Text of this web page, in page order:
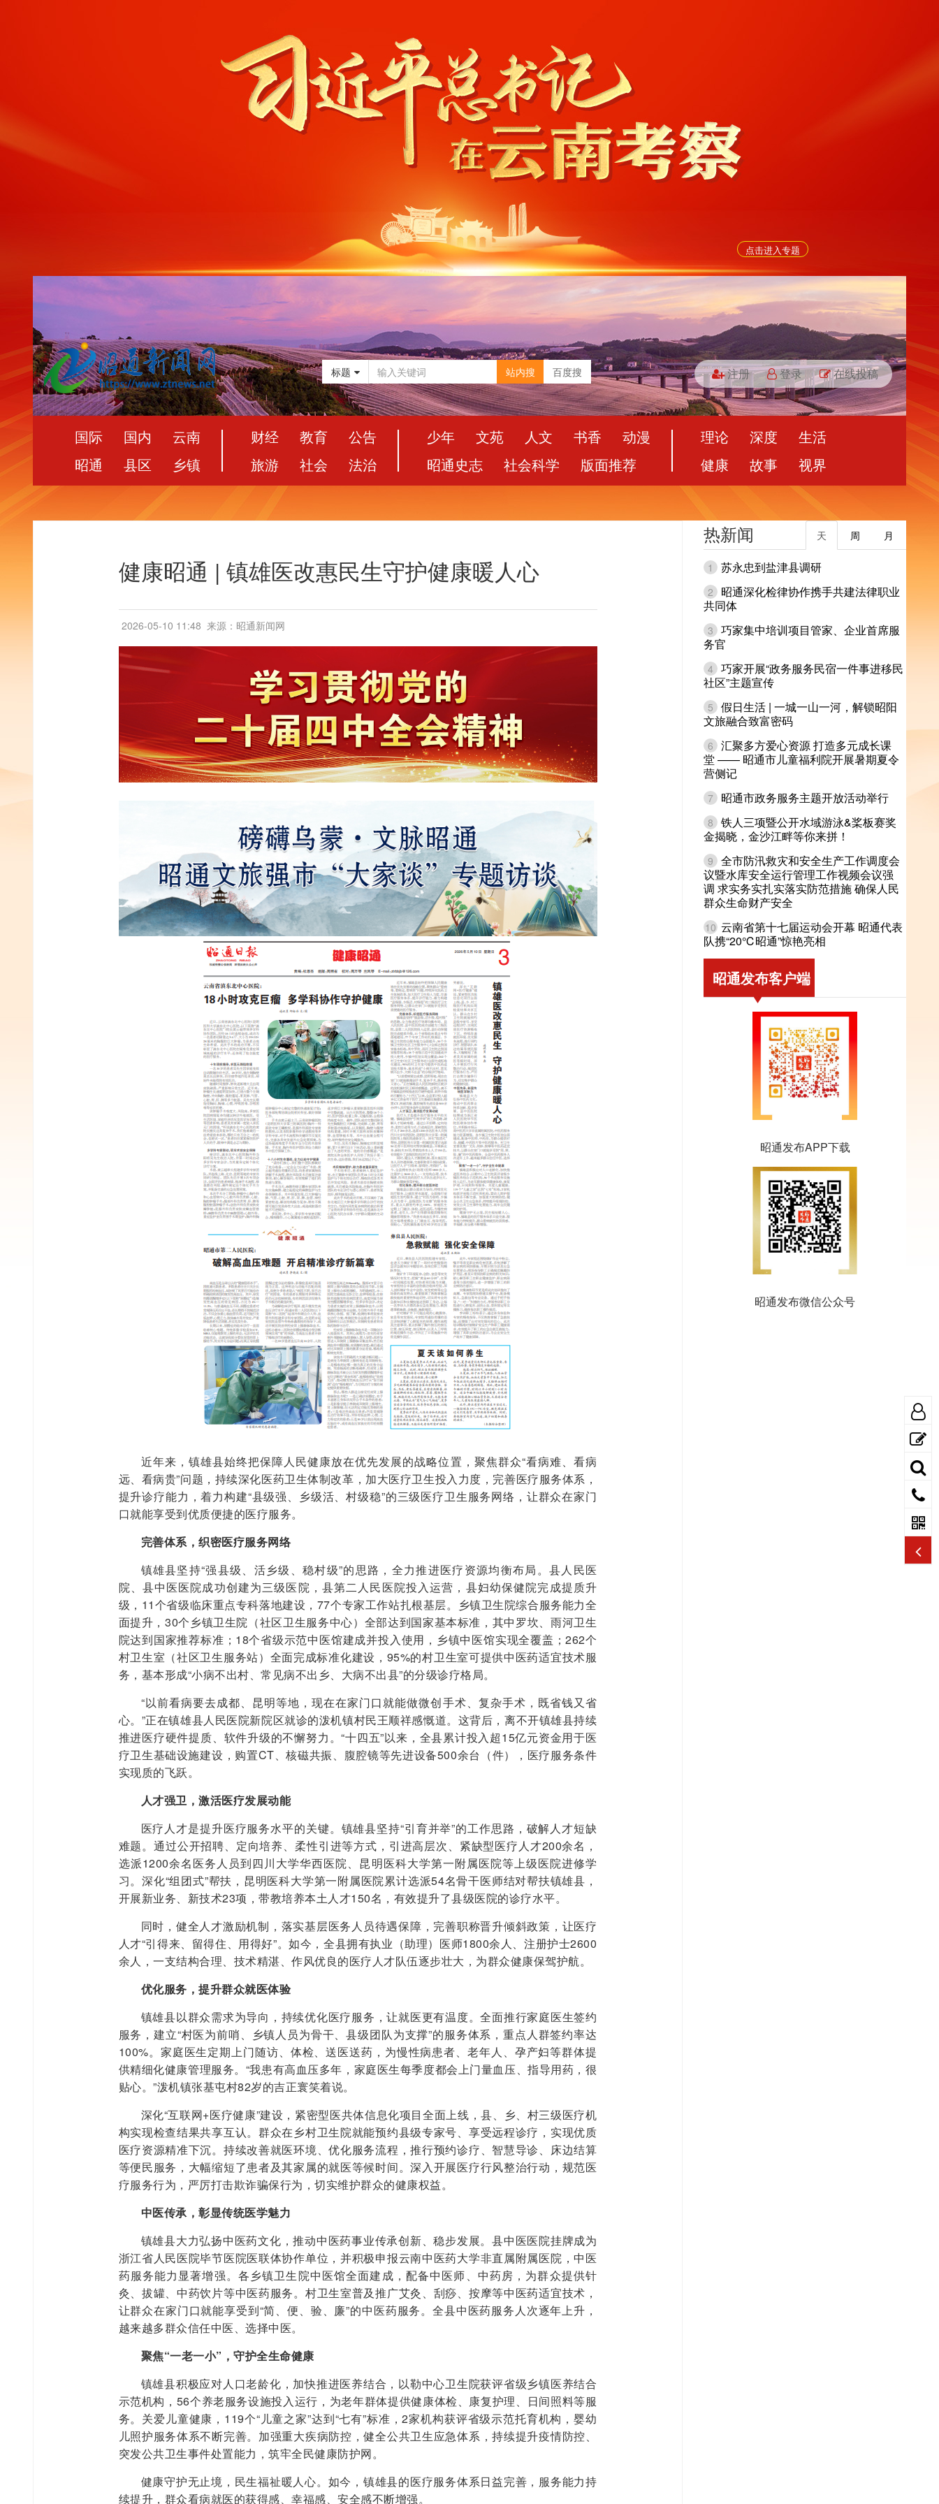
点击进入专题
标题 站内搜 百度搜 注册 登录 在线投稿
国际 国内
云南
昭通
县区 乡镇
财经 教育
公告
旅游
社会 法治
少年 文苑 人文 书香
动漫
昭通史志
社会科学 版面推荐
理论 深度
生活
健康
故事 视界
健康昭通 | 镇雄医改惠民生守护健康暖人心
2026-05-10 11:48 来源：昭通新闻网
近年来，镇雄县始终把保障人民健康放在优先发展的战略位置，聚焦群众“看病难、看病
远、看病贵”问题，持续深化医药卫生体制改革，加大医疗卫生投入力度，完善医疗服务体系，
提升诊疗能力，着力构建“县级强、乡级活、村级稳”的三级医疗卫生服务网络，让群众在家门
口就能享受到优质便捷的医疗服务。
完善体系，织密医疗服务网络
镇雄县坚持“强县级、活乡级、稳村级”的思路，全力推进医疗资源均衡布局。县人民医
院、县中医医院成功创建为三级医院，县第二人民医院投入运营，县妇幼保健院完成提质升
级，11个省级临床重点专科落地建设，77个专家工作站扎根基层。乡镇卫生院综合服务能力全
面提升，30个乡镇卫生院（社区卫生服务中心）全部达到国家基本标准，其中罗坎、雨河卫生
院达到国家推荐标准；18个省级示范中医馆建成并投入使用，乡镇中医馆实现全覆盖；262个
村卫生室（社区卫生服务站）全面完成标准化建设，95%的村卫生室可提供中医药适宜技术服
务，基本形成“小病不出村、常见病不出乡、大病不出县”的分级诊疗格局。
“以前看病要去成都、昆明等地，现在在家门口就能做微创手术、复杂手术，既省钱又省
心。”正在镇雄县人民医院新院区就诊的泼机镇村民王顺祥感慨道。这背后，离不开镇雄县持续
推进医疗硬件提质、软件升级的不懈努力。“十四五”以来，全县累计投入超15亿元资金用于医
疗卫生基础设施建设，购置CT、核磁共振、腹腔镜等先进设备500余台（件），医疗服务条件
实现质的飞跃。
人才强卫，激活医疗发展动能
医疗人才是提升医疗服务水平的关键。镇雄县坚持“引育并举”的工作思路，破解人才短缺
难题。通过公开招聘、定向培养、柔性引进等方式，引进高层次、紧缺型医疗人才200余名，
选派1200余名医务人员到四川大学华西医院、昆明医科大学第一附属医院等上级医院进修学
习。深化“组团式”帮扶，昆明医科大学第一附属医院累计选派54名骨干医师结对帮扶镇雄县，
开展新业务、新技术23项，带教培养本土人才150名，有效提升了县级医院的诊疗水平。
同时，健全人才激励机制，落实基层医务人员待遇保障，完善职称晋升倾斜政策，让医疗
人才“引得来、留得住、用得好”。如今，全县拥有执业（助理）医师1800余人、注册护士2600
余人，一支结构合理、技术精湛、作风优良的医疗人才队伍逐步壮大，为群众健康保驾护航。
优化服务，提升群众就医体验
镇雄县以群众需求为导向，持续优化医疗服务，让就医更有温度。全面推行家庭医生签约
服务，建立“村医为前哨、乡镇人员为骨干、县级团队为支撑”的服务体系，重点人群签约率达
100%。家庭医生定期上门随访、体检、送医送药，为慢性病患者、老年人、孕产妇等群体提
供精细化健康管理服务。“我患有高血压多年，家庭医生每季度都会上门量血压、指导用药，很
贴心。”泼机镇张基屯村82岁的吉正寰笑着说。
深化“互联网+医疗健康”建设，紧密型医共体信息化项目全面上线，县、乡、村三级医疗机
构实现检查结果共享互认。群众在乡村卫生院就能预约县级专家号、享受远程诊疗，实现优质
医疗资源精准下沉。持续改善就医环境、优化服务流程，推行预约诊疗、智慧导诊、床边结算
等便民服务，大幅缩短了患者及其家属的就医等候时间。深入开展医疗行风整治行动，规范医
疗服务行为，严厉打击欺诈骗保行为，切实维护群众的健康权益。
中医传承，彰显传统医学魅力
镇雄县大力弘扬中医药文化，推动中医药事业传承创新、稳步发展。县中医医院挂牌成为
浙江省人民医院毕节医院医联体协作单位，并积极申报云南中医药大学非直属附属医院，中医
药服务能力显著增强。各乡镇卫生院中医馆全面建成，配备中医师、中药房，为群众提供针
灸、拔罐、中药饮片等中医药服务。村卫生室普及推广艾灸、刮痧、按摩等中医药适宜技术，
让群众在家门口就能享受到“简、便、验、廉”的中医药服务。全县中医药服务人次逐年上升，
越来越多群众信任中医、选择中医。
聚焦“一老一小”，守护全生命健康
镇雄县积极应对人口老龄化，加快推进医养结合，以勒中心卫生院获评省级乡镇医养结合
示范机构，56个养老服务设施投入运行，为老年群体提供健康体检、康复护理、日间照料等服
务。关爱儿童健康，119个“儿童之家”达到“七有”标准，2家机构获评省级示范托育机构，婴幼
儿照护服务体系不断完善。加强重大疾病防控，健全公共卫生应急体系，持续提升疫情防控、
突发公共卫生事件处置能力，筑牢全民健康防护网。
健康守护无止境，民生福祉暖人心。如今，镇雄县的医疗服务体系日益完善，服务能力持
续提升，群众看病就医的获得感、幸福感、安全感不断增强。
热新闻 月
周
天
1 苏永忠到盐津县调研
2
昭通深化检律协作携手共建法律职业
共同体
3 巧家集中培训项目管家、企业首席服
务官
4 巧家开展“政务服务民宿一件事进移民
社区”主题宣传
5 假日生活 | 一城一山一河，解锁昭阳
文旅融合致富密码
6 汇聚多方爱心资源 打造多元成长课
堂 —— 昭通市儿童福利院开展暑期夏令
营侧记
7 昭通市政务服务主题开放活动举行
8 铁人三项暨公开水域游泳&桨板赛奖
金揭晓，金沙江畔等你来拼！
9 全市防汛救灾和安全生产工作调度会
议暨水库安全运行管理工作视频会议强
调 求实务实扎实落实防范措施 确保人民
群众生命财产安全
10 云南省第十七届运动会开幕 昭通代表
队携“20℃昭通”惊艳亮相
昭通发布客户端
昭通发布APP下载
昭通发布微信公众号